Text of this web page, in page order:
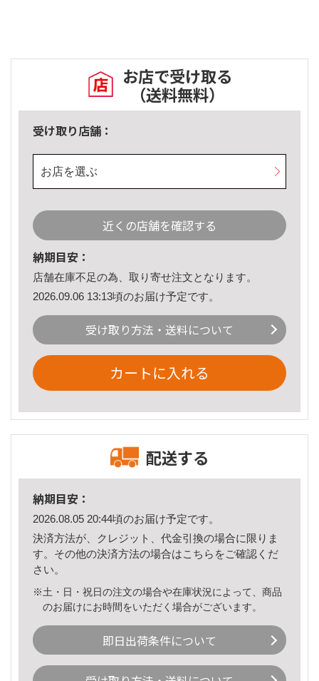
お店で受け取る
（送料無料）
受け取り店舗：
お店を選ぶ
近くの店舗を確認する
納期目安：
店舗在庫不足の為、取り寄せ注文となります。
2026.09.06 13:13頃のお届け予定です。
受け取り方法・送料について
カートに入れる
配送する
納期目安：
2026.08.05 20:44頃のお届け予定です。
決済方法が、クレジット、代金引換の場合に限りま
す。その他の決済方法の場合はこちら をご確認くだ
さい。
※土・日・祝日の注文の場合や在庫状況によって、商品
のお届けにお時間をいただく場合がございます。
即日出荷条件について